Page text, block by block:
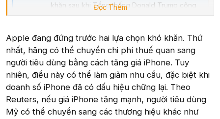
khăn sau khi Tổng thống Donald Trump công
bố áp dụng “thuế đối ứng” vào ngày 2/4/2025.
thặng dư thương mại lớn với Mỹ, bao gồm cả
những địa điểm sản xuất phụ mà...
vnreview.vn
Đọc Thêm
Apple đang đứng trước hai lựa chọn khó khăn. Thứ
nhất, hãng có thể chuyển chi phí thuế quan sang
người tiêu dùng bằng cách tăng giá iPhone. Tuy
nhiên, điều này có thể làm giảm nhu cầu, đặc biệt khi
doanh số iPhone đã có dấu hiệu chững lại. Theo
Reuters, nếu giá iPhone tăng mạnh, người tiêu dùng
Mỹ có thể chuyển sang các thương hiệu khác như